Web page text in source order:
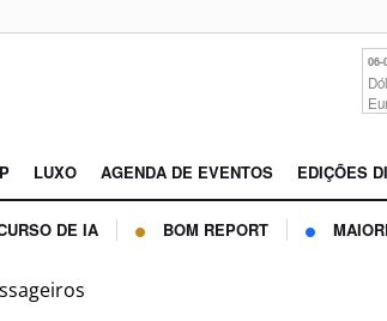
06-
LUXO AGENDA DE EVENTOS EDIÇÕES
DE IA BOM REPORT